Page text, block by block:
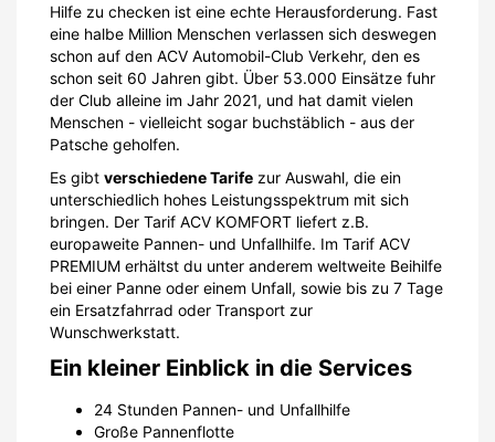
Hilfe zu checken ist eine echte Herausforderung. Fast
eine halbe Million Menschen verlassen sich deswegen
schon auf den ACV Automobil-Club Verkehr, den es
schon seit 60 Jahren gibt. Über 53.000 Einsätze fuhr
der Club alleine im Jahr 2021, und hat damit vielen
Menschen - vielleicht sogar buchstäblich - aus der
Patsche geholfen.
Es gibt verschiedene Tarife zur Auswahl, die ein
unterschiedlich hohes Leistungsspektrum mit sich
bringen. Der Tarif ACV KOMFORT liefert z.B.
europaweite Pannen- und Unfallhilfe. Im Tarif ACV
PREMIUM erhältst du unter anderem weltweite Beihilfe
bei einer Panne oder einem Unfall, sowie bis zu 7 Tage
ein Ersatzfahrrad oder Transport zur
Wunschwerkstatt.
Ein kleiner Einblick in die Services
24 Stunden Pannen- und Unfallhilfe
Große Pannenflotte